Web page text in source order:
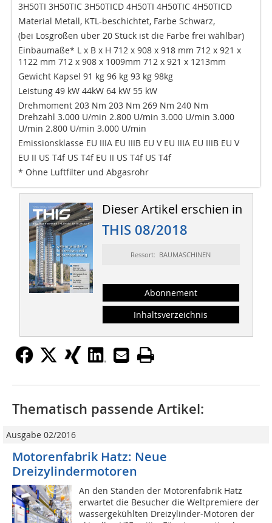
3H50TI 3H50TIC 3H50TICD 4H50TI 4H50TIC 4H50TICD
Material Metall, KTL-beschichtet, Farbe Schwarz,
(bei Losgrößen über 20 Stück ist die Farbe frei wählbar)
Einbaumaße* L x B x H 712 x 908 x 918 mm 712 x 921 x
1122 mm 712 x 908 x 1009mm 712 x 921 x 1213mm
Gewicht Kapsel 91 kg 96 kg 93 kg 98kg
Leistung 49 kW 44kW 64 kW 55 kW
Drehmoment 203 Nm 203 Nm 269 Nm 240 Nm
Drehzahl 3.000 U/min 2.800 U/min 3.000 U/min 3.000
U/min 2.800 U/min 3.000 U/min
Emissionsklasse EU IIIA EU IIIB EU V EU IIIA EU IIIB EU V
EU II US T4f US T4f EU II US T4f US T4f
* Ohne Luftfilter und Abgasrohr
Dieser Artikel erschien in
THIS 08/2018
Ressort: BAUMASCHINEN
Abonnement
Inhaltsverzeichnis
Thematisch passende Artikel:
Ausgabe 02/2016
Motorenfabrik Hatz: Neue
Dreizylindermotoren
An den Ständen der Motorenfabrik Hatz
erwartet die Besucher die Weltpremiere der
wassergekühlten Dreizylinder-Motoren der